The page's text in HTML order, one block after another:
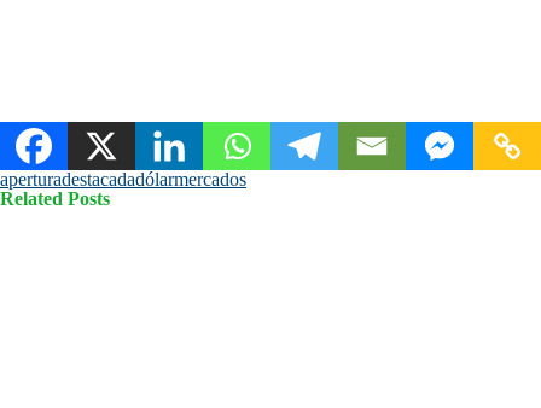
aperturadestacadadólarmercados
Related Posts